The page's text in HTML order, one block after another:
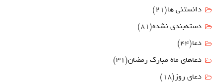
دانستنی ها(21)
دسته‌بندی نشده(81)
دعا(44)
دعاهای ماه مبارک رمضان(31)
دعای روز (18)